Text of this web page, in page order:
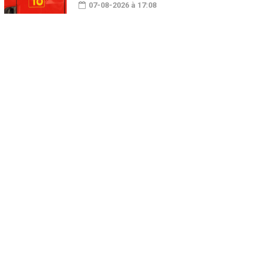
07-08-2026 à 17:08